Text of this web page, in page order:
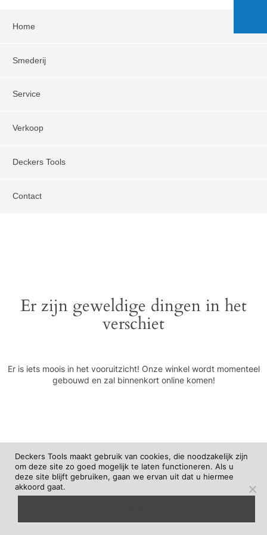
Home
Smederij
Service
Verkoop
Deckers Tools
Contact
Er zijn geweldige dingen in het
verschiet
Er is iets moois in het vooruitzicht! Onze winkel wordt momenteel
gebouwd en zal binnenkort online komen!
Deckers Tools maakt gebruik van cookies, die noodzakelijk zijn
om deze site zo goed mogelijk te laten functioneren. Als u
deze site blijft gebruiken, gaan we ervan uit dat u hiermee
akkoord gaat.